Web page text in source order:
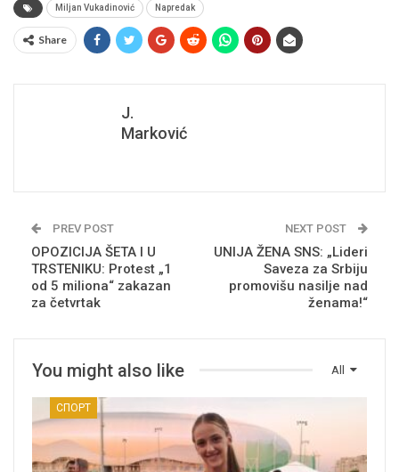
Miljan Vukadinović Napredak
Share
J.
Marković
PREV POST
OPOZICIJA ŠETA I U
TRSTENIKU: Protest „1
od 5 miliona“ zakazan
za četvrtak
NEXT POST
UNIJA ŽENA SNS: „Lideri
Saveza za Srbiju
promovišu nasilje nad
ženama!“
All
You might also like
СПОРТ